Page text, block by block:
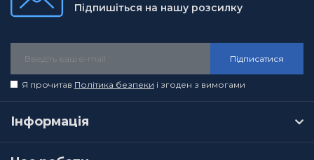
Підпишіться на нашу розсилку
Підписатися
Я прочитав Політика безпеки і згоден з вимогами
Інформація